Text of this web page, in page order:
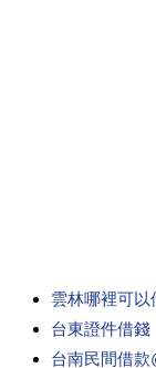
雲林哪裡可
台東證件借錢
台南民間借